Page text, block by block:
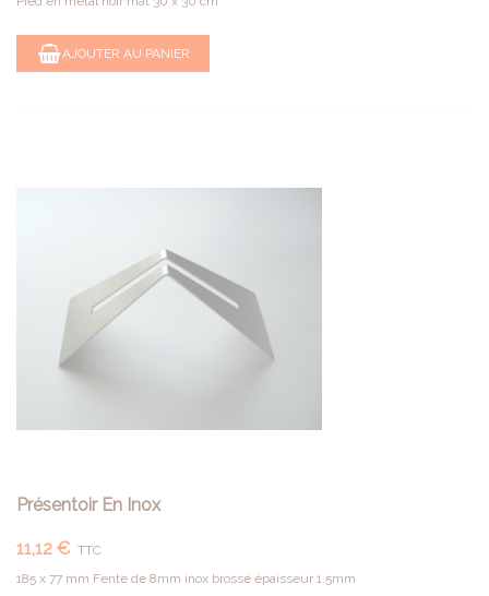
AJOUTER AU PANIER
Présentoir En Inox
11,12 € TTC
185 x 77 mm Fente de 8mm inox brossé épaisseur 1.5mm